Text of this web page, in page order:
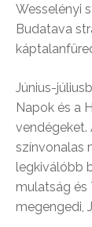
Wesselényi
Budatava
Június-
Napok és a
vendégeket.
színvonalas
legkiválóbb
mulatság és
megengedi,